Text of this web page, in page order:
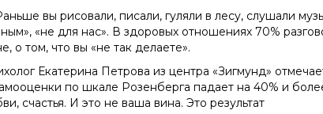
вы рисовали, писали, гуляли в лесу, слушали
«не для нас». В здоровых отношениях 70%
о том, что вы «не так делаете».
Екатерина Петрова из центра «Зигмунд»
по шкале Розенберга падает на 40% и
счастья. И это не ваша вина. Это результат